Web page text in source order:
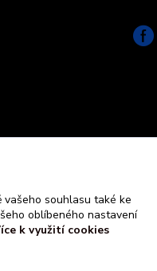
vašeho souhlasu také ke
oblíbeného nastavení
k využití cookies